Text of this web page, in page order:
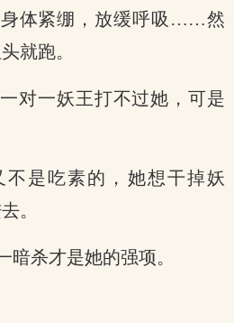
体紧绷，放缓呼吸……然
就跑。
对一妖王打不过她，可是
不是吃素的，她想干掉妖
。
暗杀才是她的强项。